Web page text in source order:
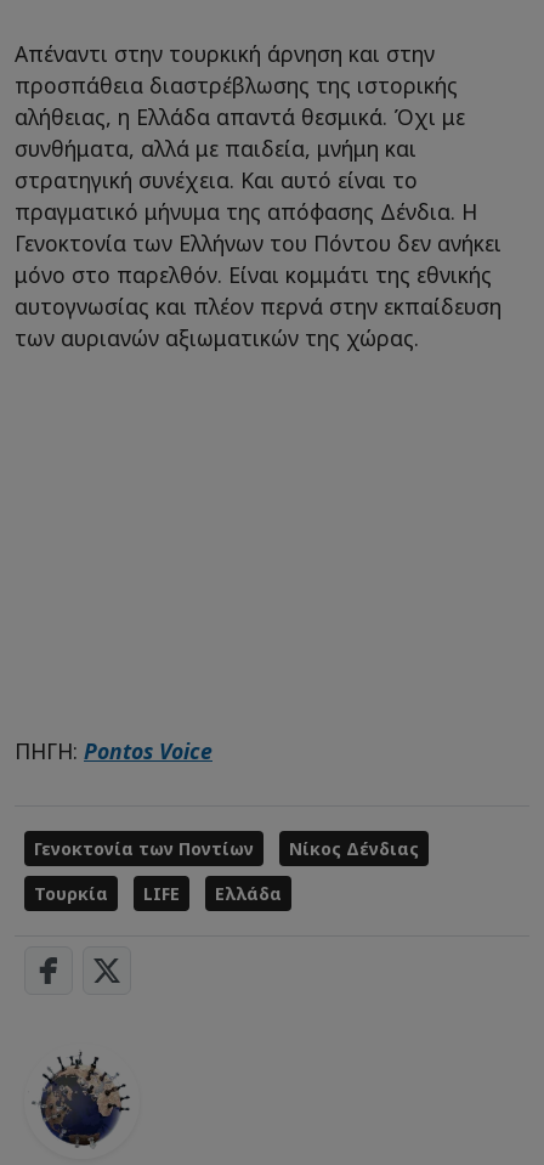
Απέναντι στην τουρκική άρνηση και στην
προσπάθεια διαστρέβλωσης της ιστορικής
αλήθειας, η Ελλάδα απαντά θεσμικά. Όχι με
συνθήματα, αλλά με παιδεία, μνήμη και
στρατηγική συνέχεια. Και αυτό είναι το
πραγματικό μήνυμα της απόφασης Δένδια. Η
Γενοκτονία των Ελλήνων του Πόντου δεν ανήκει
μόνο στο παρελθόν. Είναι κομμάτι της εθνικής
αυτογνωσίας και πλέον περνά στην εκπαίδευση
των αυριανών αξιωματικών της χώρας.
ΠΗΓΗ: Pontos Voice
Γενοκτονία των Ποντίων
Νίκος Δένδιας
Τουρκία
LIFE Ελλάδα